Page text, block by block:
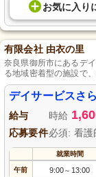
お気に入り
有限会社 由衣の里
奈良県御所市にあるデ
る地域密着型の施設で
です。柔軟な勤務体制
イフスタイルに合った
トも充実させませんか
笑顔を守りましょう。
デイサービスさ
給与 時給
応募要件必須: 看護
就業時間
午前 9:00～ 13:00